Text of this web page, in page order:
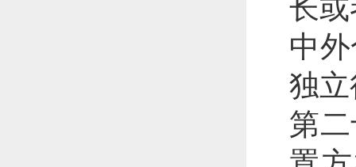
长
中
独
第